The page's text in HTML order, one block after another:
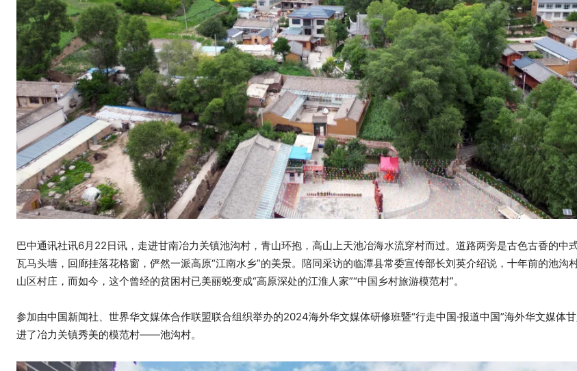
巴中通讯社讯6月22日讯，走进甘南冶力关镇池沟村，青山环抱，高山上天池冶海水流穿村而过。道路两旁是古色古香的中
瓦马头墙，回廊挂落花格窗，俨然一派高原“江南水乡”的美景。陪同采访的临潭县常委宣传部长刘英介绍说，十年前的池沟
山区村庄，而如今，这个曾经的贫困村已美丽蜕变成“高原深处的江淮人家”“中国乡村旅游模范村”。
参加由中国新闻社、世界华文媒体合作联盟联合组织举办的2024海外华文媒体研修班暨“行走中国·报道中国”海外华文媒体
进了冶力关镇秀美的模范村——池沟村。